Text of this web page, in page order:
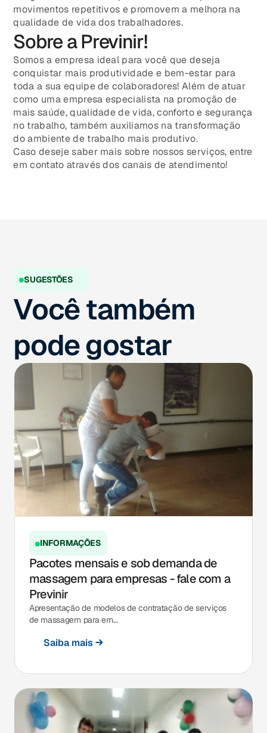
movimentos repetitivos e promovem a melhora na
qualidade de vida dos trabalhadores.
Sobre a Previnir!
Somos a empresa ideal para você que deseja
conquistar mais produtividade e bem-estar para
toda a sua equipe de colaboradores! Além de atuar
como uma empresa especialista na promoção de
mais saúde, qualidade de vida, conforto e segurança
no trabalho, também auxiliamos na transformação
do ambiente de trabalho mais produtivo.
Caso deseje saber mais sobre nossos serviços, entre
em contato através dos canais de atendimento!
SUGESTÕES
Você também
pode gostar
INFORMAÇÕES
Pacotes mensais e sob demanda de
massagem para empresas - fale com a
Previnir
Apresentação de modelos de contratação de serviços
de massagem para em...
Saiba mais